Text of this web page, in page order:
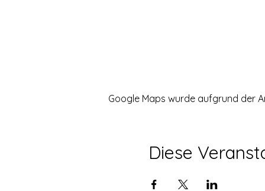
Google Maps wurde aufgrund der
Diese